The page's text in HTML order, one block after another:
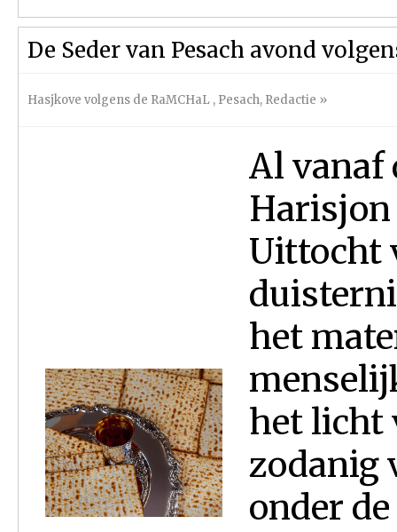
De Seder van Pesach avond
Hasjkove volgens de RaMCHaL , Pesach, Redactie »
Al vanaf
Uittocht
het
het licht
zodanig
onder